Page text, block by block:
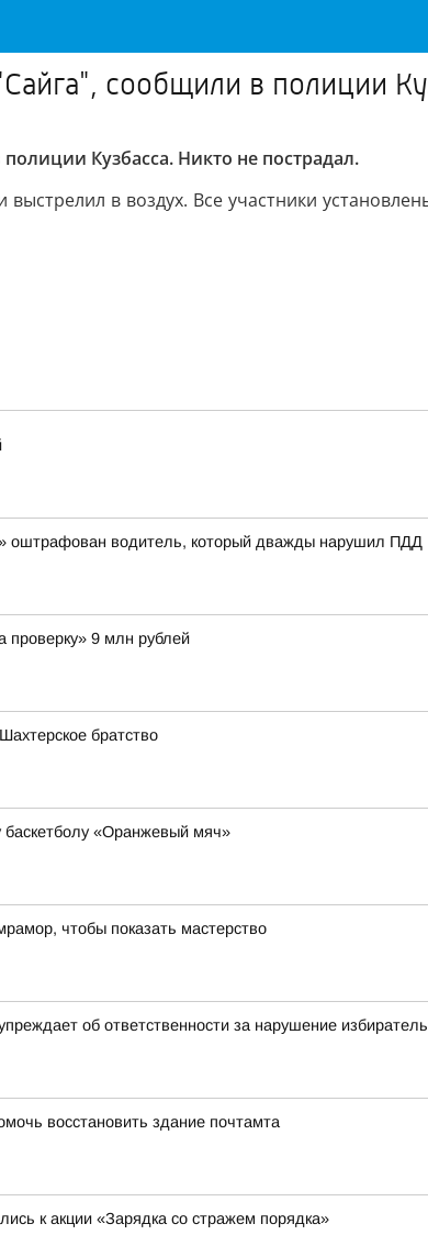
сообщили в полиции
Кузбасса. Никто не пострадал.
в воздух. Все участники
оштрафован водитель, который дважды нарушил ПДД
проверку» 9 млн рублей
братство
«Оранжевый мяч»
чтобы показать мастерство
об ответственности за нарушение
восстановить здание почтамта
к акции «Зарядка со стражем порядка»